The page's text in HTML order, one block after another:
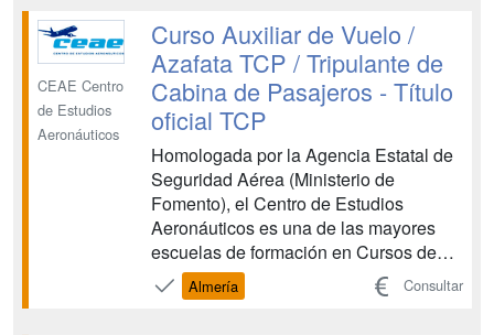
de prestigio que colabora con las
principales compañías aéreas en la
forma...
CEAE Centro
de Estudios
Aeronáuticos
Curso Auxiliar de Vuelo /
Azafata TCP / Tripulante de
Cabina de Pasajeros - Título
oficial TCP
Homologada por la Agencia Estatal de
Seguridad Aérea (Ministerio de
Fomento), el Centro de Estudios
Aeronáuticos es una de las mayores
escuelas de formación en Cursos de
Tripulante de Cabina de Pasajeros y
Cursos de Técnicos de Operaciones
Almería Consultar